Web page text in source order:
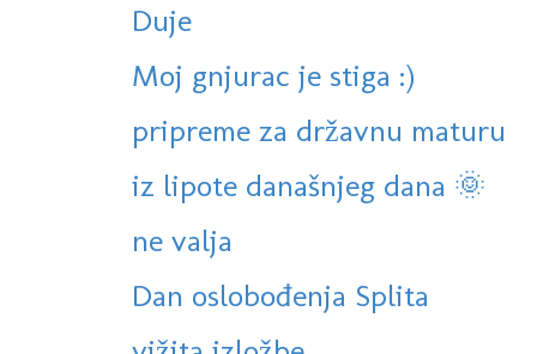
Duje
Moj gnjurac je stiga :)
pripreme za državnu maturu
iz lipote današnjeg dana 🌞
ne valja
Dan oslobođenja Splita